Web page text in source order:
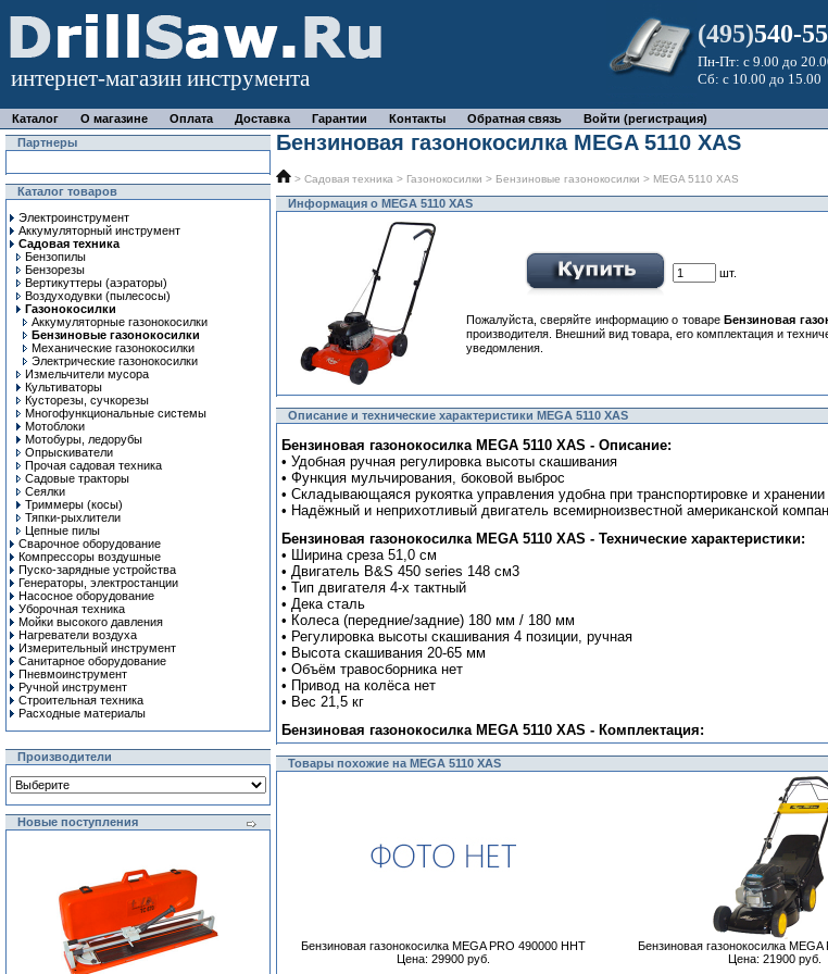
интернет-магазин инструмента
(495)540-
Пн-Пт: с 9.00 до
Сб: с 10.00 до 15.00
Каталог О магазине Оплата Доставка Гарантии Контакты Обратная связь
Войти (регистрация)
Партнеры
Каталог товаров
Электроинструмент
Аккумуляторный инструмент
Садовая техника
Бензопилы
Бензорезы
Вертикуттеры (аэраторы)
Воздуходувки (пылесосы)
Газонокосилки
Аккумуляторные газонокосилки
Бензиновые газонокосилки
Механические газонокосилки
Электрические газонокосилки
Измельчители мусора
Культиваторы
Кусторезы, сучкорезы
Многофункциональные системы
Мотоблоки
Мотобуры, ледорубы
Опрыскиватели
Прочая садовая техника
Садовые тракторы
Сеялки
Триммеры (косы)
Тяпки-рыхлители
Цепные пилы
Сварочное оборудование
Компрессоры воздушные
Пуско-зарядные устройства
Генераторы, электростанции
Насосное оборудование
Уборочная техника
Мойки высокого давления
Нагреватели воздуха
Измерительный инструмент
Санитарное оборудование
Пневмоинструмент
Ручной инcтрумент
Строительная техника
Расходные материалы
Производители
Новые поступления
Бензиновая газонокосилка MEGA 5110 XAS
> Садовая техника > Газонокосилки > Бензиновые газонокосилки > MEGA 5110 XAS
Информация о MEGA 5110 XAS
шт.
Пожалуйста, сверяйте информацию о товареБензиновая
производителя. Внешний вид товара, его комплектация и
уведомления.
Описание и технические характеристики MEGA 5110 XAS
Бензиновая газонокосилка MEGA 5110 XAS - Описание:
• Удобная ручная регулировка высоты скашивания
• Функция мульчирования, боковой выброс
• Складывающаяся рукоятка управления удобна при транспортировке и хранении
• Надёжный и неприхотливый двигатель всемирноизвестной американской
Бензиновая газонокосилка MEGA 5110 XAS - Технические характеристики:
• Ширина среза 51,0 см
• Двигатель B&S 450 series 148 см3
• Тип двигателя 4-х тактный
• Дека сталь
• Колеса (передние/задние) 180 мм / 180 мм
• Регулировка высоты скашивания 4 позиции, ручная
• Высота скашивания 20-65 мм
• Объём травосборника нет
• Привод на колёса нет
• Вес 21,5 кг
Бензиновая газонокосилка MEGA 5110 XAS - Комплектация:
Товары похожие на MEGA 5110 XAS
Бензиновая газонокосилка MEGA PRO 490000 HHT
Цена: 29900 руб.
Бензиновая газонокосилка
Цена: 21900 руб.